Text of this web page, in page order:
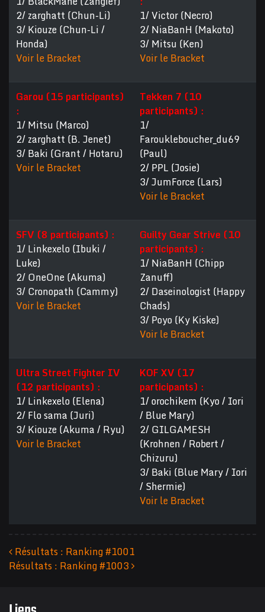
2/ zarghatt (Chun-Li)
3/ Kiouze (Chun-Li /
Honda)
Voir le Bracket
1/ Victor (Necro)
2/ NiaBanH (Makoto)
3/ Mitsu (Ken)
Voir le Bracket
Garou (15 participants)
:
1/ Mitsu (Marco)
2/ zarghatt (B. Jenet)
3/ Baki (Grant / Hotaru)
Voir le Bracket
Tekken 7 (10
participants) :
1/
Faroukleboucher_du69
(Paul)
2/ PPL (Josie)
3/ JumForce (Lars)
Voir le Bracket
SFV (8 participants) :
1/ Linkexelo (Ibuki /
Luke)
2/ OneOne (Akuma)
3/ Cronopath (Cammy)
Voir le Bracket
Guilty Gear Strive (10
participants) :
1/ NiaBanH (Chipp
Zanuff)
2/ Daseinologist (Happy
Chads)
3/ Poyo (Ky Kiske)
Voir le Bracket
Ultra Street Fighter IV
(12 participants) :
1/ Linkexelo (Elena)
2/ Flo sama (Juri)
3/ Kiouze (Akuma / Ryu)
Voir le Bracket
KOF XV (17
participants) :
1/ orochikem (Kyo / Iori
/ Blue Mary)
2/ GILGAMESH
(Krohnen / Robert /
Chizuru)
3/ Baki (Blue Mary / Iori
/ Shermie)
Voir le Bracket
Navigation des articles
Résultats : Ranking #1001
Résultats : Ranking #1003